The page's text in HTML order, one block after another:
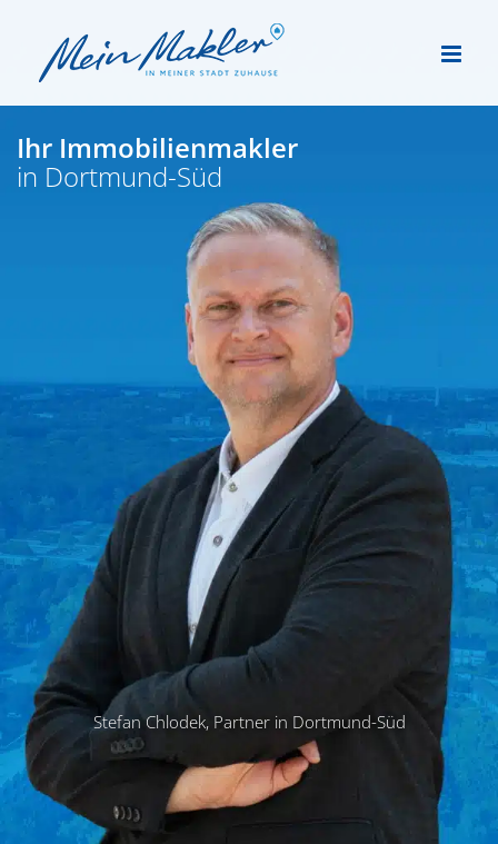
springen
Ihr Immobilien­makler
in Dortmund-Süd
Stefan Chlodek, Partner in Dortmund-Süd